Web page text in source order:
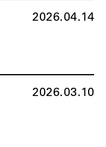
2026.04.14
2026.03.10